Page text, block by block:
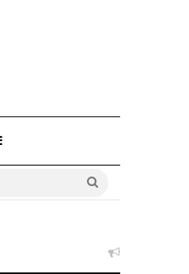
Sidebar